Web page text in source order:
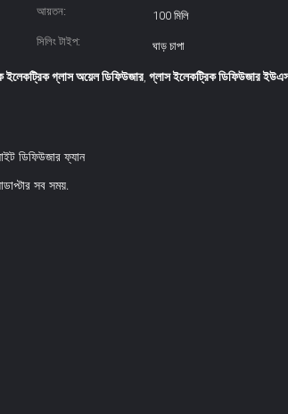
আয়তন:
100 মিলি
সিলিং টাইপ:
ঘাড় চাপা
ইলেকট্রিক গ্লাস অয়েল ডিফিউজার, গ্লাস ইলেকট্রিক ডিফিউজার
ডিফিউজার ফ্যান
সব সময়.